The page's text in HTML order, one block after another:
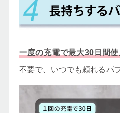
一度の充電で最大30日間
不要で、いつでも頼れるパ